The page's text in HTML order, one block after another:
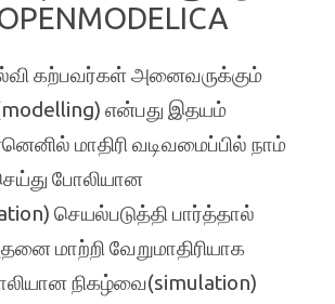
கற்பவர்கள் அனைவருக்கும்
(modelling) என்பது இதயம்
மாதிரி வடிவமைப்பில் நாம்
போலியான
செயல்படுத்தி பார்த்தால்
மாற்றி வேறுமாதிரியாக
நிகழ்வை(simulation)